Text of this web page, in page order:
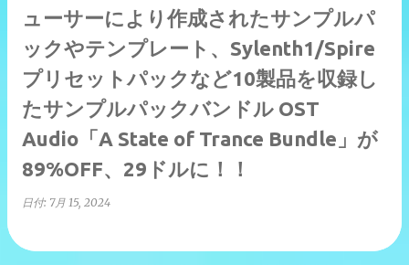
ューサーにより作成されたサンプルパ
ックやテンプレート、Sylenth1/Spire
プリセットパックなど10製品を収録し
たサンプルパックバンドル OST
Audio「A State of Trance Bundle」が
89%OFF、29ドルに！！
日付: 7月 15, 2024